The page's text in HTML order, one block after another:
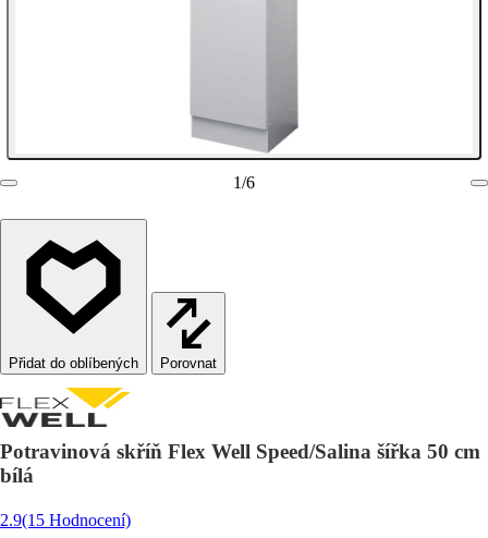
1/6
Porovnat
Potravinová skříň Flex Well Speed/Salina šířka 50 cm
bílá
2.9(15 Hodnocení)